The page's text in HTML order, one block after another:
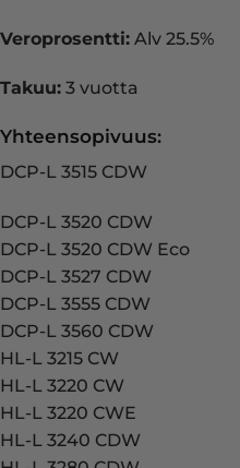
Veroprosentti: Alv 25.5%
Takuu: 3 vuotta
Yhteensopivuus:
DCP-L 3515 CDW
DCP-L 3520 CDW
DCP-L 3520 CDW Eco
DCP-L 3527 CDW
DCP-L 3555 CDW
DCP-L 3560 CDW
HL-L 3215 CW
HL-L 3220 CW
HL-L 3220 CWE
HL-L 3240 CDW